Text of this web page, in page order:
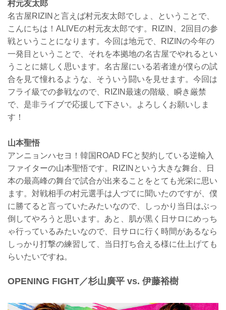
村元友太郎
名古屋RIZINと言えば村元友太郎でしょ、ということで、
こんにちは！ALIVEの村元友太郎です。RIZIN、2回目の参
戦ということになります。今回は地元で、RIZINの今年の
一発目ということで、それを本拠地の名古屋でやれるとい
うことに嬉しく思います。名古屋にいる若者達が僕らの試
合を見て憧れるような、そういう闘いを見せます。今回は
フライ級での参戦なので、RIZIN最速の階級、瞬き厳禁
で、是非ライブで応援して下さい。よろしくお願いしま
す！
山本聖悟
アンニョンハセヨ！韓国ROAD FCと契約している逆輸入
ファイターの山本聖悟です。RIZINという大きな舞台、日
本の最高峰の舞台で試合が出来ることをとても光栄に思い
ます。対戦相手の村元選手は人づてに聞いたのですが、僕
に勝てると言っていたみたいなので、しっかり当日はぶっ
倒してやろうと思います。あと、肌が黒く日サロにめっち
ゃ行っているみたいなので、日サロに行く時間があるなら
しっかり打撃の練習して、当日打ち合える様に仕上げても
らいたいですね。
OPENING FIGHT／杉⼭廣平 vs. 伊藤裕樹